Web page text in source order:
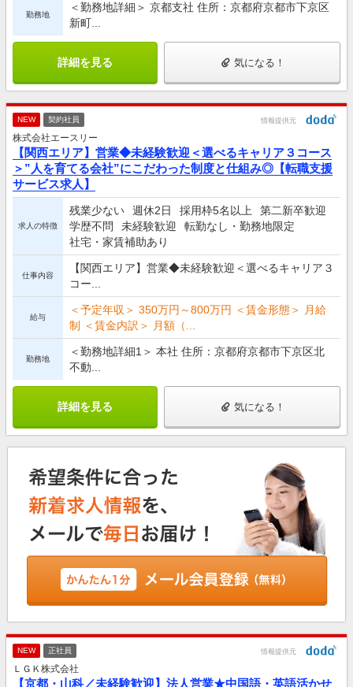
勤務地
＜勤務地詳細＞ 京都支社 住所：京都府京都市下京区
新町...
詳細を見る 気になる！
NEW 契約社員 情報提供元
株式会社エースリー
【関西エリア】営業◆未経験歓迎＜選べるキャリア３コース
＞”人を育てる会社”にこだわった制度と仕組み◎【転職支援
サービス求人】
求人の特徴
残業少ない 週休2日 採用枠5名以上
第二新卒歓迎
学歴不問
未経験歓迎
転勤なし・勤務地限定
社宅・家賃補助あり
仕事内容
【関西エリア】営業◆未経験歓迎＜選べるキャリア３
コー...
給与
＜予定年収＞ 350万円～800万円 ＜賃金形態＞ 月給
制 ＜賃金内訳＞ 月額（...
勤務地
＜勤務地詳細1＞ 本社 住所：京都府京都市下京区北
不動...
詳細を見る 気になる！
NEW 正社員 情報提供元
ＬＧＫ株式会社
【京都・山科／未経験歓迎】法人営業★中国語・英語活かせ